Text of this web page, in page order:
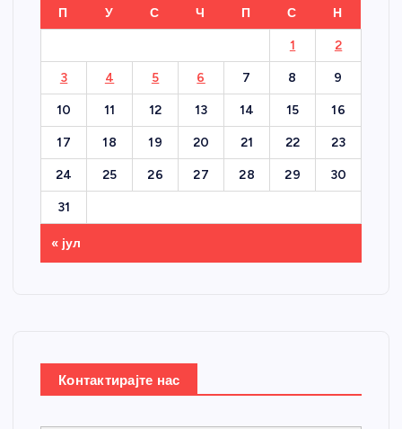
П У С Ч П С Н
1 2
3 4 5 6 7 8 9
10 11 12 13 14 15 16
17 18 19 20 21 22 23
24 25 26 27 28 29 30
31
« јул
Контактирајте нас